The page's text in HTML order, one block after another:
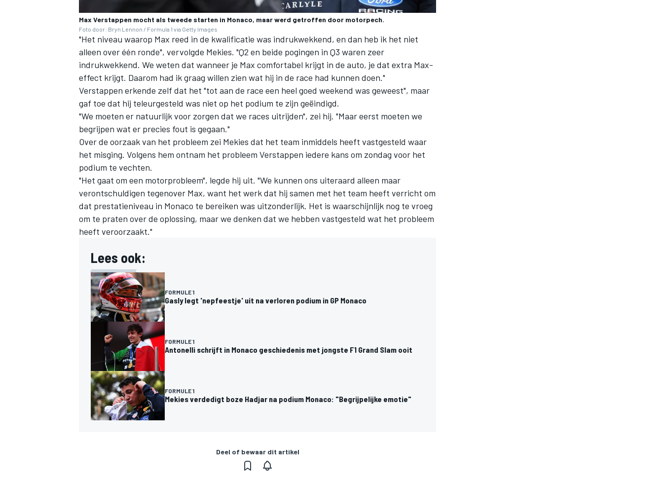
MEER RACEKLASSEN
Max Verstappen mocht als tweede starten in Monaco, maar werd getroffen door motorpech.
Foto door: Bryn Lennon / Formula 1 via Getty Images
"Het niveau waarop Max reed in de kwalificatie was indrukwekkend, en dan heb ik het niet
alleen over één ronde", vervolgde Mekies. "Q2 en beide pogingen in Q3 waren zeer
indrukwekkend. We weten dat wanneer je Max comfortabel krijgt in de auto, je dat extra Max-
effect krijgt. Daarom had ik graag willen zien wat hij in de race had kunnen doen."
Verstappen erkende zelf dat het "tot aan de race een heel goed weekend was geweest", maar
gaf toe dat hij teleurgesteld was niet op het podium te zijn geëindigd.
"We moeten er natuurlijk voor zorgen dat we races uitrijden", zei hij. "Maar eerst moeten we
begrijpen wat er precies fout is gegaan."
Over de oorzaak van het probleem zei Mekies dat het team inmiddels heeft vastgesteld waar
het misging. Volgens hem ontnam het probleem Verstappen iedere kans om zondag voor het
podium te vechten.
"Het gaat om een motorprobleem", legde hij uit. "We kunnen ons uiteraard alleen maar
verontschuldigen tegenover Max, want het werk dat hij samen met het team heeft verricht om
dat prestatieniveau in Monaco te bereiken was uitzonderlijk. Het is waarschijnlijk nog te vroeg
om te praten over de oplossing, maar we denken dat we hebben vastgesteld wat het probleem
heeft veroorzaakt."
Lees ook:
FORMULE 1
Gasly legt 'nepfeestje' uit na verloren podium in GP Monaco
FORMULE 1
Antonelli schrijft in Monaco geschiedenis met jongste F1 Grand Slam ooit
FORMULE 1
Mekies verdedigt boze Hadjar na podium Monaco: "Begrijpelijke emotie"
Deel of bewaar dit artikel